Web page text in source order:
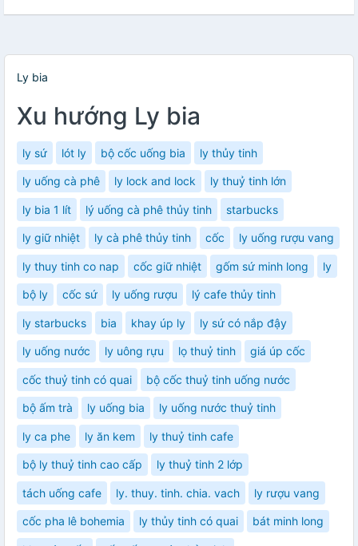
Ly bia
Xu hướng Ly bia
ly sứ lót ly bộ cốc uống bia ly thủy tinh
ly uống cà phê ly lock and lock ly thuỷ tinh lớn
ly bia 1 lít lý uống cà phê thủy tinh starbucks
ly giữ nhiệt ly cà phê thủy tinh cốc ly uống rượu vang
ly thuy tinh co nap cốc giữ nhiệt gốm sứ minh long ly
bộ ly cốc sứ ly uống rượu lý cafe thủy tinh
ly starbucks bia khay úp ly ly sứ có nắp đậy
ly uống nước ly uông rựu lọ thuỷ tinh giá úp cốc
cốc thuỷ tinh có quai bộ cốc thuỷ tinh uống nước
bộ ấm trà ly uống bia ly uống nước thuỷ tinh
ly ca phe ly ăn kem ly thuỷ tinh cafe
bộ ly thuỷ tinh cao cấp ly thuỷ tinh 2 lớp
tách uống cafe ly. thuy. tinh. chia. vach ly rượu vang
cốc pha lê bohemia ly thủy tinh có quai bát minh long